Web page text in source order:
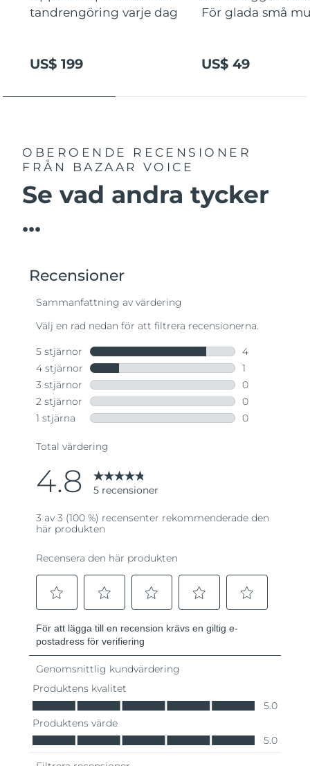
tandrengöring varje dag
US$ 199
För glada små
US$ 49
OBEROENDE RECENSIONER
FRÅN BAZAAR VOICE
Se vad andra tycker
...